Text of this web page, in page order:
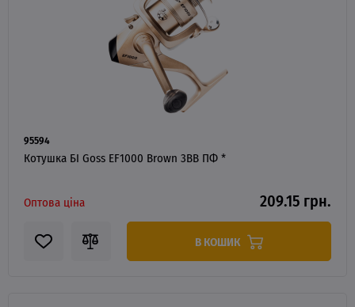
95594
Котушка БІ Goss EF1000 Brown 3BB ПФ *
Оптова ціна 209.15 грн.
В КОШИК